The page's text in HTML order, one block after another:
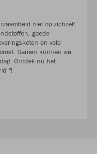
niet op zichzelf
goede
en vele
Samen kunnen we
Ontdek nu het
"!